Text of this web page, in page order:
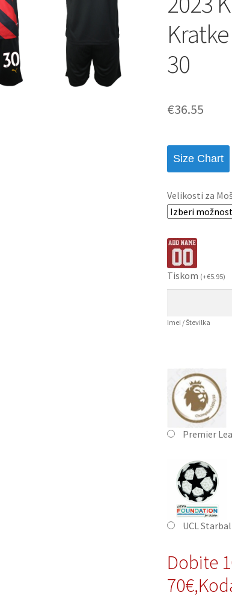
30
€36.55
Size Chart
Velikosti za
Tiskom (+€5.95)
Imei / Številka
Premier
UCL
Dobite